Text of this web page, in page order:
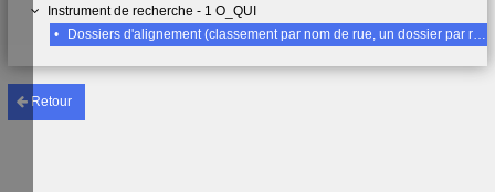
Retour
Instrument de recherche - 1 O_QUI
•
Dossiers d'alignement (classement par nom de rue, un dossier par rue), Locronan (rue de)1852-1934